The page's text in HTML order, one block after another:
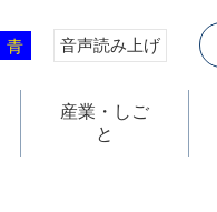
青 音声読み上げ
産業・しご
と